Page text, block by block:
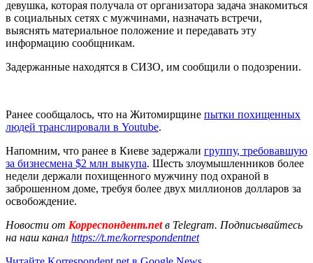
девушка, которая получала от организатора задача знакомиться
в социальных сетях с мужчинами, назначать встречи,
выяснять материальное положение и передавать эту
информацию сообщникам.
Задержанные находятся в СИЗО, им сообщили о подозрении.
Ранее сообщалось, что на Житомирщине пытки похищенных
людей транслировали в Youtube.
Напомним, что ранее в Киеве задержали группу, требовавшую
за бизнесмена $2 млн выкупа. Шесть злоумышленников более
недели держали похищенного мужчину под охраной в
заброшенном доме, требуя более двух миллионов долларов за
освобождение.
Новости от Корреспондент.netв Telegram. Подписывайтесь
на наш канал https://t.me/korrespondentnet